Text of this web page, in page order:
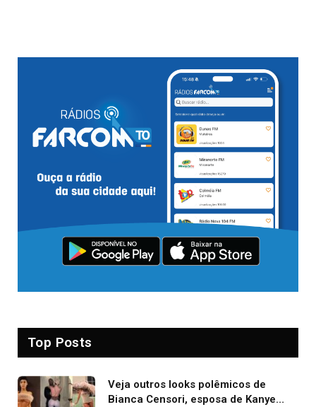
Top Posts
Veja outros looks polêmicos de
Bianca Censori, esposa de Kanye